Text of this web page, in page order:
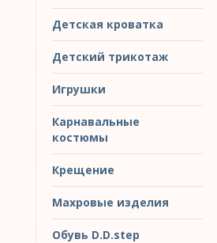
Детская кроватка
Детский трикотаж
Игрушки
Карнавальные
костюмы
Крещение
Махровые изделия
Обувь D.D.step